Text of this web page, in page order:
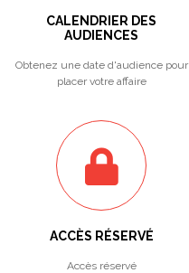
CALENDRIER DES
AUDIENCES
Obtenez une date d'audience pour
placer votre affaire
ACCÈS RÉSERVÉ
Accès réservé